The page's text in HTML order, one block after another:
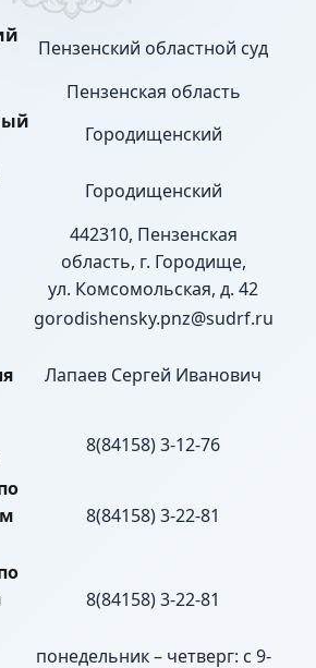
Пензенский областной суд
Пензенская область
Городищенский
Городищенский
442310, Пензенская
область, г. Городище,
ул. Комсомольская, д. 42
gorodishensky.pnz@sudrf.ru
Лапаев Сергей Иванович
8(84158) 3-12-76
8(84158) 3-22-81
8(84158) 3-22-81
понедельник – четверг: с 9-